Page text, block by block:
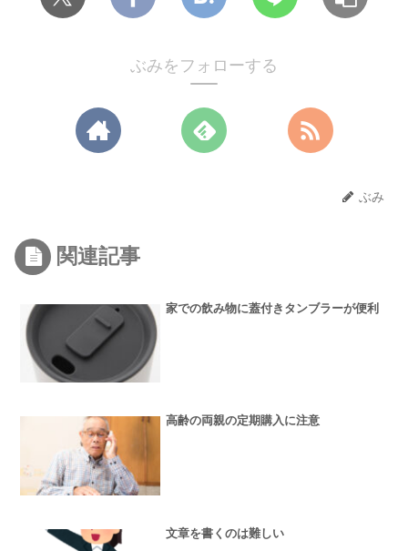
ぶみをフォローする
ぶみ
関連記事
家での飲み物に蓋付きタンブラーが便利
高齢の両親の定期購入に注意
文章を書くのは難しい